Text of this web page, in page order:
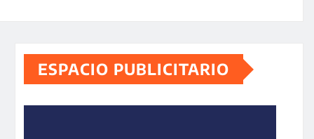
ESPACIO PUBLICITARIO